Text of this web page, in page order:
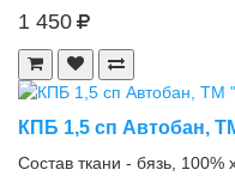
1 450
КПБ 1,5 сп Автобан,
Состав ткани - бязь, 100%